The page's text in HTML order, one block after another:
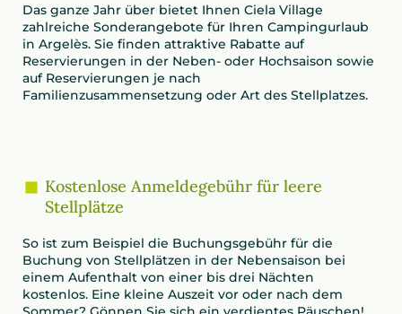
Das ganze Jahr über bietet Ihnen Ciela Village
zahlreiche Sonderangebote für Ihren Campingurlaub
in Argelès. Sie finden attraktive Rabatte auf
Reservierungen in der Neben- oder Hochsaison sowie
auf Reservierungen je nach
Familienzusammensetzung oder Art des Stellplatzes.
Kostenlose Anmeldegebühr für leere
Stellplätze
So ist zum Beispiel die Buchungsgebühr für die
Buchung von Stellplätzen in der Nebensaison bei
einem Aufenthalt von einer bis drei Nächten
kostenlos. Eine kleine Auszeit vor oder nach dem